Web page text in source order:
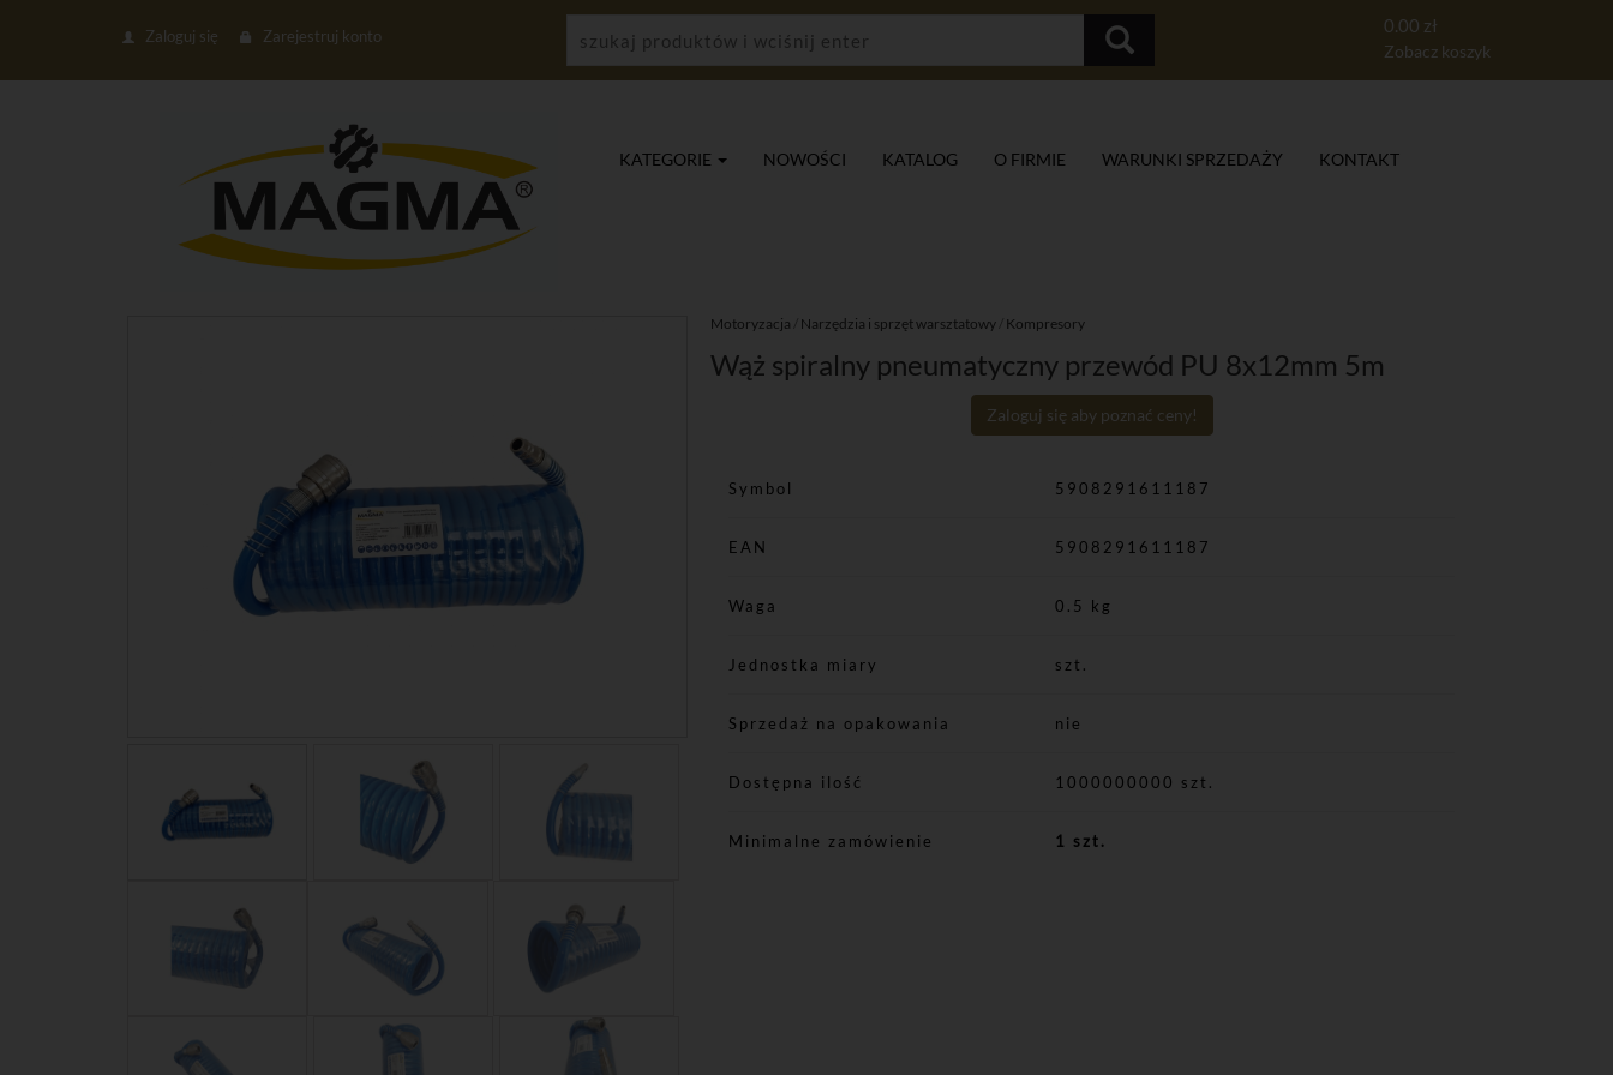
Zaloguj się Zarejestruj konto 0.00 zł
Zobacz koszyk
KATEGORIE NOWOŚCI KATALOG O FIRMIE WARUNKI SPRZEDAŻY KONTAKT
Motoryzacja Narzędzia i sprzęt warsztatowy Kompresory
Wąż spiralny pneumatyczny przewód PU 8x12mm 5m
Zaloguj się aby poznać ceny!
Symbol 5908291611187
EAN 5908291611187
Waga 0.5 kg
Jednostka miary szt.
Sprzedaż na opakowania nie
Dostępna ilość 1000000000 szt.
Minimalne zamówienie 1 szt.